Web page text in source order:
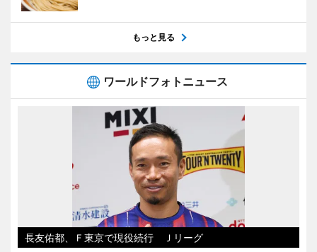
もっと見る
ワールドフォトニュース
長友佑都、Ｆ東京で現役続行 Ｊリーグ